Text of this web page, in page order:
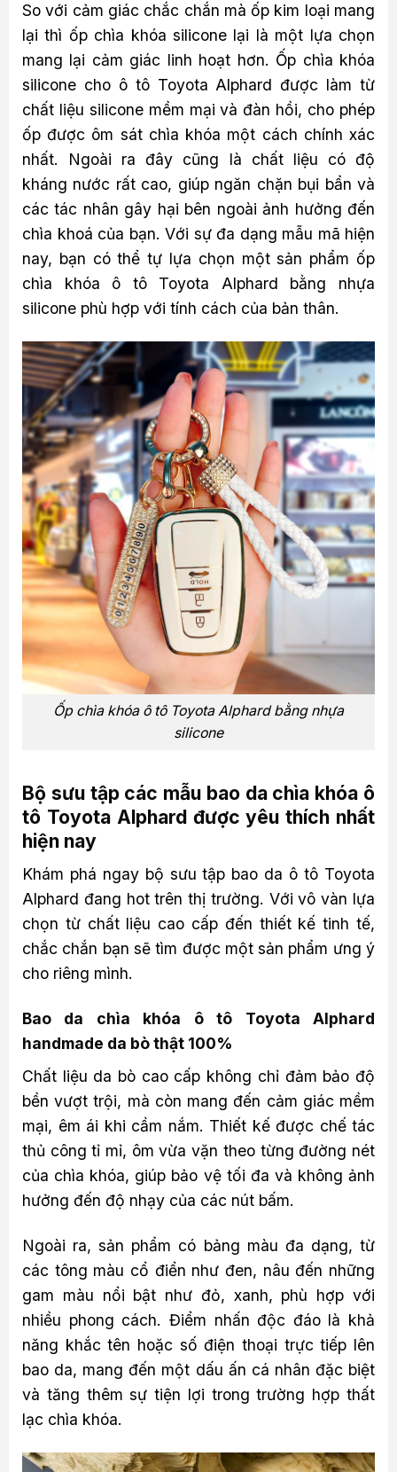
So với cảm giác chắc chắn mà ốp kim loại mang
lại thì ốp chìa khóa silicone lại là một lựa chọn
mang lại cảm giác linh hoạt hơn. Ốp chìa khóa
silicone cho ô tô Toyota Alphard được làm từ
chất liệu silicone mềm mại và đàn hồi, cho phép
ốp được ôm sát chìa khóa một cách chính xác
nhất. Ngoài ra đây cũng là chất liệu có độ
kháng nước rất cao, giúp ngăn chặn bụi bẩn và
các tác nhân gây hại bên ngoài ảnh hưởng đến
chìa khoá của bạn. Với sự đa dạng mẫu mã hiện
nay, bạn có thể tự lựa chọn một sản phẩm ốp
chìa khóa ô tô Toyota Alphard bằng nhựa
silicone phù hợp với tính cách của bản thân.
Ốp chìa khóa ô tô Toyota Alphard bằng nhựa
silicone
Bộ sưu tập các mẫu bao da chìa khóa ô
tô Toyota Alphard được yêu thích nhất
hiện nay
Khám phá ngay bộ sưu tập bao da ô tô Toyota
Alphard đang hot trên thị trường. Với vô vàn lựa
chọn từ chất liệu cao cấp đến thiết kế tinh tế,
chắc chắn bạn sẽ tìm được một sản phẩm ưng ý
cho riêng mình.
Bao da chìa khóa ô tô Toyota Alphard
handmade da bò thật 100%
Chất liệu da bò cao cấp không chỉ đảm bảo độ
bền vượt trội, mà còn mang đến cảm giác mềm
mại, êm ái khi cầm nắm. Thiết kế được chế tác
thủ công tỉ mỉ, ôm vừa vặn theo từng đường nét
của chìa khóa, giúp bảo vệ tối đa và không ảnh
hưởng đến độ nhạy của các nút bấm.
Ngoài ra, sản phẩm có bảng màu đa dạng, từ
các tông màu cổ điển như đen, nâu đến những
gam màu nổi bật như đỏ, xanh, phù hợp với
nhiều phong cách. Điểm nhấn độc đáo là khả
năng khắc tên hoặc số điện thoại trực tiếp lên
bao da, mang đến một dấu ấn cá nhân đặc biệt
và tăng thêm sự tiện lợi trong trường hợp thất
lạc chìa khóa.